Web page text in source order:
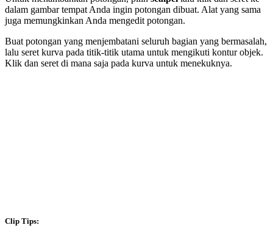
dalam gambar tempat Anda ingin potongan dibuat. Alat yang sama
juga memungkinkan Anda mengedit potongan.
Buat potongan yang menjembatani seluruh bagian yang bermasalah,
lalu seret kurva pada titik-titik utama untuk mengikuti kontur objek.
Klik dan seret di mana saja pada kurva untuk menekuknya.
Clip Tips: